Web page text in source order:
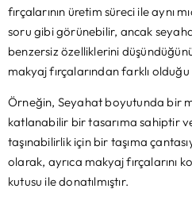
fırçalarının üretim süreci ile aynı
soru gibi görünebilir, ancak
benzersiz özelliklerini
makyaj fırçalarından farklı olduğu
Örneğin, Seyahat boyutunda bir
katlanabilir bir tasarıma sahiptir
taşınabilirlik için bir taşıma
olarak, ayrıca makyaj fırçalarını
kutusu ile donatılmıştır.